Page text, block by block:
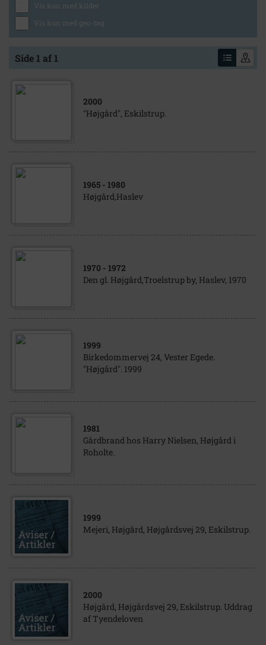
Vis kun med kilder
Vis kun med geo-tag
Side 1 af 1
2000
"Højgård", Eskilstrup.
1965 - 1980
Højgård,Haslev
1970 - 1972
Den gl. Højgård,Troelstrup by, Haslev, 1970
1999
Birkedommervej 24, Vester Egede.
"Højgård". 1999
1981
Gårdbrand hos Harry Nielsen, Højgård i
Roholte.
1999
Mejeri, Højgård, Højgårdsvej 29, Eskilstrup.
2000
Højgård, Højgårdsvej 29, Eskilstrup. Uddrag
af Tyendeloven